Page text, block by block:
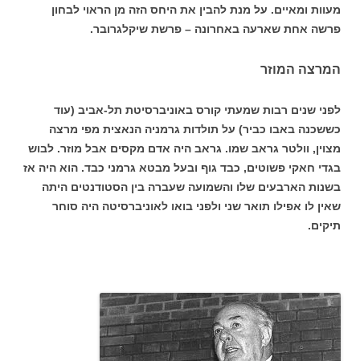
מעוות ומאיים. על מנת להבין את היחס הזה מן הראוי לבחון
פרשה אחת שארעה באחרונה – פרשת שיקלגרובר.
המרצה המוזר
לפני שנים רבות שמעתי קורס באוניברסיטת תל-אביב (עוד
כששכנה באבו כביר) על תולדות גרמניה הנאצית מפי מרצה
מצוין, וולטר גראב שמו. גראב היה אדם מקסים אבל מוזר. לבוש
בגדי חאקי פשוטים, כבד גוף ובעל מבטא גרמני כבד. הוא היה אז
בשנות הארבעים שלו והשמועה שעברה בין הסטודנטים היתה
שאין לו אפילו תואר שני ולפני בואו לאוניברסיטה היה סוחר
תיקים.